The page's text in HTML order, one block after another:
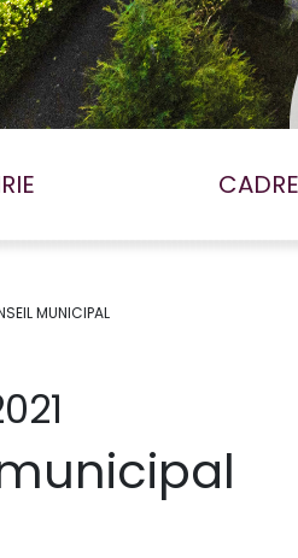
MUNICIPAL